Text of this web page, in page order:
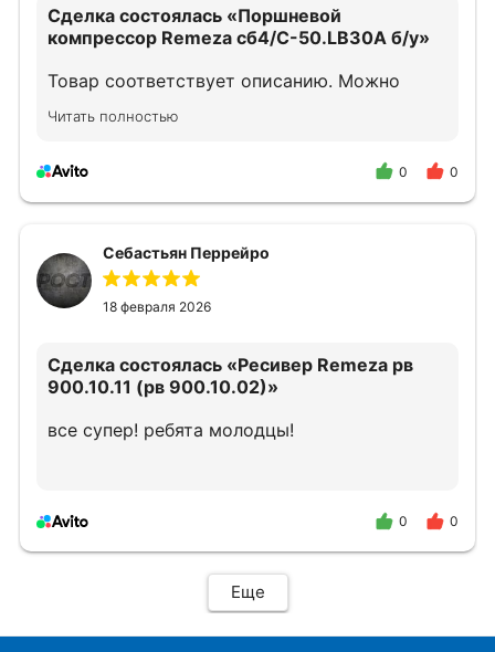
Сделка состоялась «Поршневой
компрессор Remeza сб4/С-50.LB30A б/у»
Товар соответствует описанию. Можно
Читать полностью
0 0
Себастьян Перрейро
18 февраля 2026
Сделка состоялась «Ресивер Remeza рв
900.10.11 (рв 900.10.02)»
все супер! ребята молодцы!
0 0
Еще